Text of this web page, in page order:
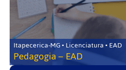
Itapecerica-MG • Licenciatura • EAD
Pedagogia – EAD